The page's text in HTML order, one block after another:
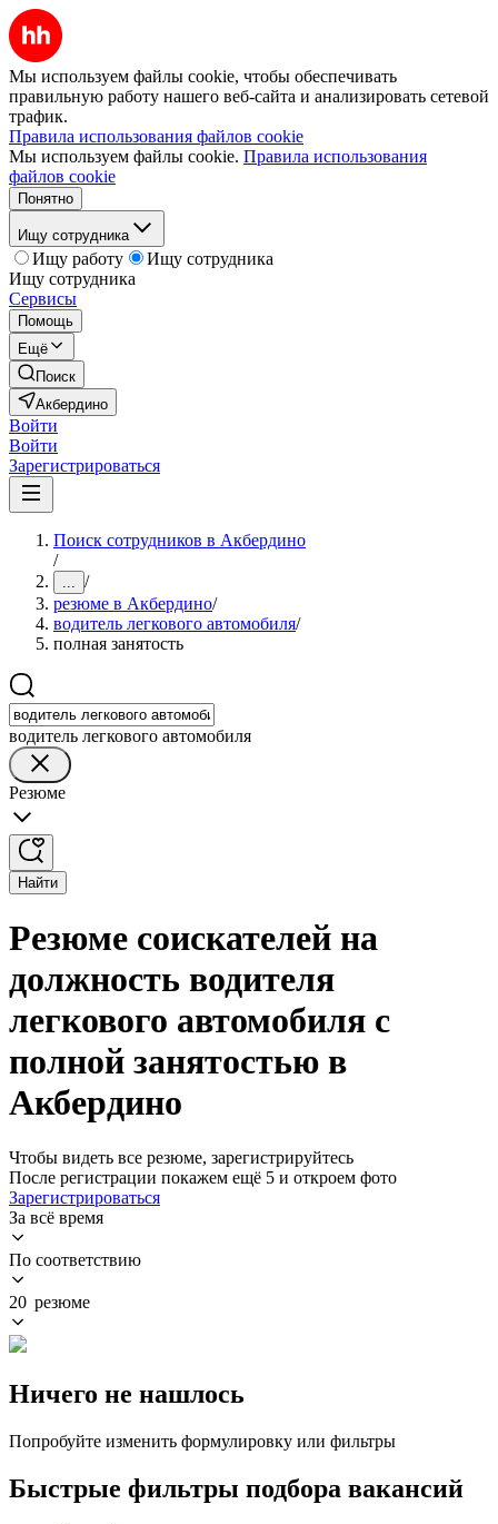
Мы используем файлы cookie, чтобы обеспечивать
правильную работу нашего веб-сайта и анализировать сетевой
трафик.
Правила использования файлов cookie
Мы используем файлы cookie. Правила использования
файлов cookie
Понятно
Ищу сотрудника
Ищу работу
Ищу сотрудника
Ищу сотрудника
Сервисы
Помощь
Ещё
Поиск
Акбердино
Войти
Войти
Зарегистрироваться
Поиск сотрудников в Акбердино
/
... /
резюме в Акбердино/
водитель легкового автомобиля/
полная занятость
водитель легкового автомобиля
Резюме
Найти
Резюме соискателей на
должность водителя
легкового автомобиля с
полной занятостью в
Акбердино
Чтобы видеть все резюме, зарегистрируйтесь
После регистрации покажем ещё 5 и откроем фото
Зарегистрироваться
За всё время
По соответствию
20 резюме
Ничего не нашлось
Попробуйте изменить формулировку или фильтры
Быстрые фильтры подбора вакансий